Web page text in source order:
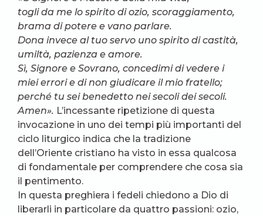
togli da me lo spirito di ozio, scoraggiamento,
brama di potere e vano parlare.
Dona invece al tuo servo uno spirito di castità,
umiltà, pazienza e amore.
Sì, Signore e Sovrano, concedimi di vedere i
miei errori e di non giudicare il mio fratello;
perché tu sei benedetto nei secoli dei secoli.
Amen». L’incessante ripetizione di questa
invocazione in uno dei tempi più importanti del
ciclo liturgico indica che la tradizione
dell’Oriente cristiano ha visto in essa qualcosa
di fondamentale per comprendere che cosa sia
il pentimento.
In questa preghiera i fedeli chiedono a Dio di
liberarli in particolare da quattro passioni: ozio,